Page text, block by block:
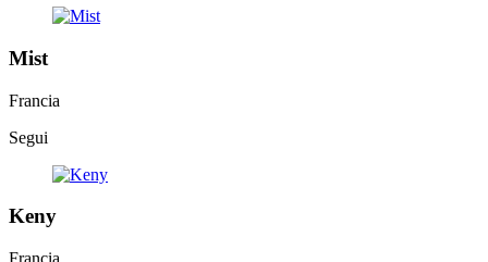
Mist
Francia
Segui
Keny
Francia